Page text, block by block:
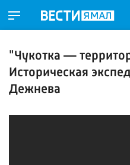
"Чукотка —
Историческая
Дежнева